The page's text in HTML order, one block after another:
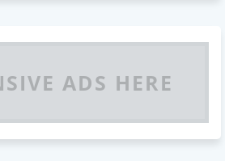
ADS HERE